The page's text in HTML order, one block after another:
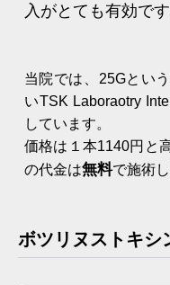
入がとても有効です
当院では、25Gとい
いTSK Laboraotry
しています。
価格は１本1140円と
の代金は無料で施術し
ボツリヌストキシ